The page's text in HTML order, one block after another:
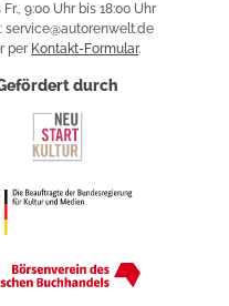
Fr., 9:00 Uhr bis 18:00 Uhr
service@autorenwelt.de
per Kontakt-Formular.
durch